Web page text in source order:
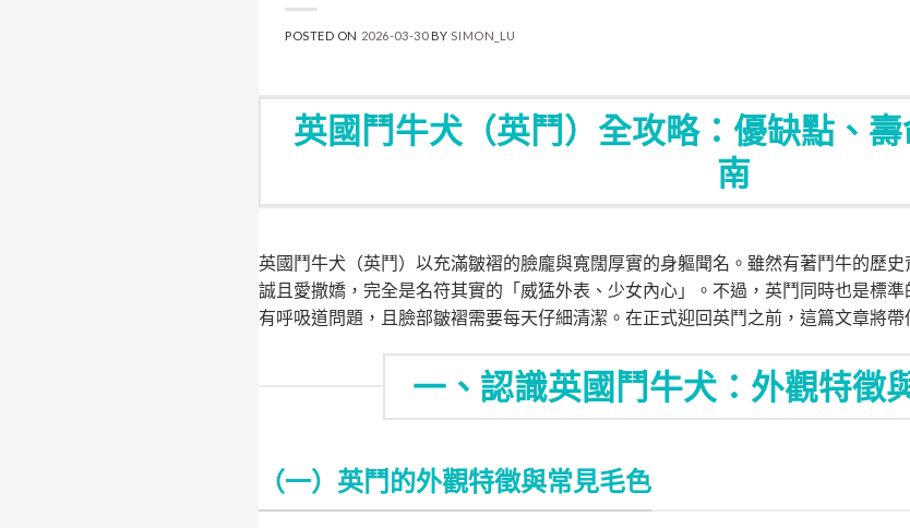
POSTED ON 2026-03-30BY SIMON_LU
英國鬥牛犬（英鬥）全攻略：優缺點、
南
英國鬥牛犬（英鬥）以充滿皺褶的臉龐與寬闊厚實的身軀聞名。雖然有著鬥牛的歷
誠且愛撒嬌，完全是名符其實的「威猛外表、少女內心」。不過，英鬥同時也是標
有呼吸道問題，且臉部皺褶需要每天仔細清潔。在正式迎回英鬥之前，這篇文章將
一、認識英國鬥牛犬：外觀特徵
（一）英鬥的外觀特徵與常見毛色